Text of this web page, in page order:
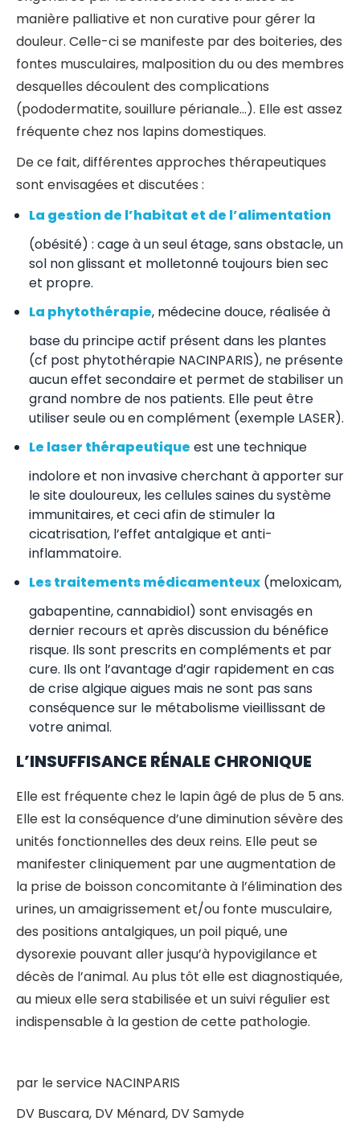
manière palliative et non curative pour gérer la
douleur. Celle-ci se manifeste par des boiteries, des
fontes musculaires, malposition du ou des membres
desquelles découlent des complications
(pododermatite, souillure périanale…). Elle est assez
fréquente chez nos lapins domestiques.
De ce fait, différentes approches thérapeutiques
sont envisagées et discutées :
La gestion de l’habitat et de l’alimentation
(obésité) : cage à un seul étage, sans obstacle, un
sol non glissant et molletonné toujours bien sec
et propre.
La phytothérapie, médecine douce, réalisée à
base du principe actif présent dans les plantes
(cf post phytothérapie NACINPARIS), ne présente
aucun effet secondaire et permet de stabiliser un
grand nombre de nos patients. Elle peut être
utiliser seule ou en complément (exemple LASER).
Le laser thérapeutique est une technique
indolore et non invasive cherchant à apporter sur
le site douloureux, les cellules saines du système
immunitaires, et ceci afin de stimuler la
cicatrisation, l’effet antalgique et anti-
inflammatoire.
Les traitements médicamenteux (meloxicam,
gabapentine, cannabidiol) sont envisagés en
dernier recours et après discussion du bénéfice
risque. Ils sont prescrits en compléments et par
cure. Ils ont l’avantage d’agir rapidement en cas
de crise algique aigues mais ne sont pas sans
conséquence sur le métabolisme vieillissant de
votre animal.
L’INSUFFISANCE RÉNALE CHRONIQUE
Elle est fréquente chez le lapin âgé de plus de 5 ans.
Elle est la conséquence d’une diminution sévère des
unités fonctionnelles des deux reins. Elle peut se
manifester cliniquement par une augmentation de
la prise de boisson concomitante à l’élimination des
urines, un amaigrissement et/ou fonte musculaire,
des positions antalgiques, un poil piqué, une
dysorexie pouvant aller jusqu’à hypovigilance et
décès de l’animal. Au plus tôt elle est diagnostiquée,
au mieux elle sera stabilisée et un suivi régulier est
indispensable à la gestion de cette pathologie.
par le service NACINPARIS
DV Buscara, DV Ménard, DV Samyde